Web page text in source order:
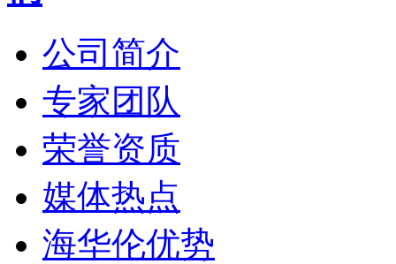
公司简介
专家团队
荣誉资质
媒体热点
海华伦优势